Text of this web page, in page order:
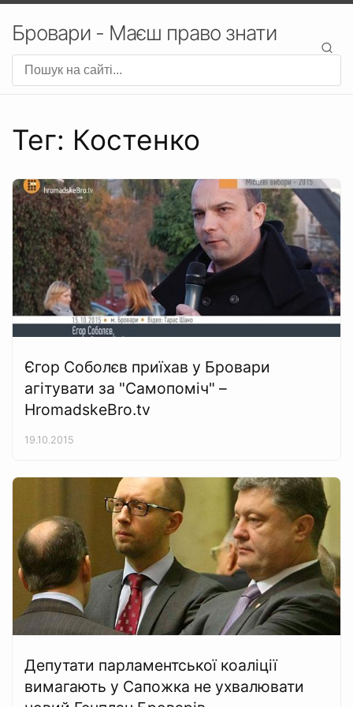
Бровари - Маєш право знати
Тег: Костенко
Єгор Соболєв приїхав у Бровари
агітувати за "Самопоміч" –
HromadskeBro.tv
19.10.2015
Депутати парламентської коаліції
вимагають у Сапожка не ухвалювати